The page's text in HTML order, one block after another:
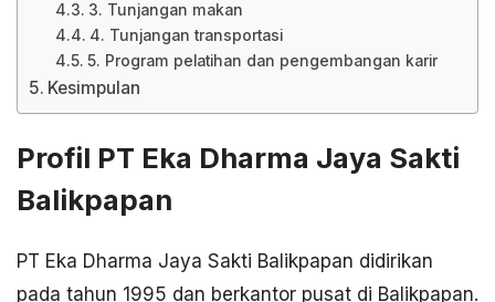
3. Tunjangan makan
4. Tunjangan transportasi
5. Program pelatihan dan pengembangan karir
Kesimpulan
Profil PT Eka Dharma Jaya Sakti
Balikpapan
PT Eka Dharma Jaya Sakti Balikpapan didirikan
pada tahun 1995 dan berkantor pusat di Balikpapan.